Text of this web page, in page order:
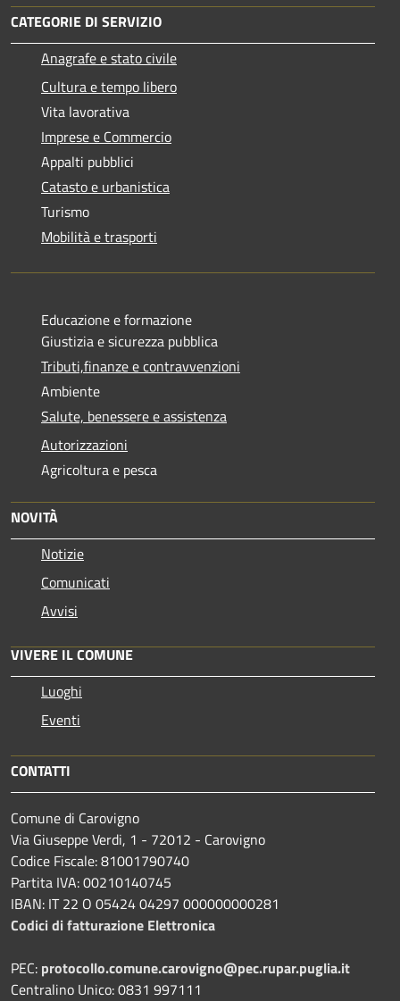
CATEGORIE DI SERVIZIO
Anagrafe e stato civile
Cultura e tempo libero
Vita lavorativa
Imprese e Commercio
Appalti pubblici
Catasto e urbanistica
Turismo
Mobilità e trasporti
Educazione e formazione
Giustizia e sicurezza pubblica
Tributi,finanze e contravvenzioni
Ambiente
Salute, benessere e assistenza
Autorizzazioni
Agricoltura e pesca
NOVITÀ
Notizie
Comunicati
Avvisi
VIVERE IL COMUNE
Luoghi
Eventi
CONTATTI
Comune di Carovigno
Via Giuseppe Verdi, 1 - 72012 - Carovigno
Codice Fiscale: 81001790740
Partita IVA: 00210140745
IBAN: IT 22 O 05424 04297 000000000281
Codici di fatturazione Elettronica
PEC: protocollo.comune.carovigno@pec.rupar.puglia.it
Centralino Unico: 0831 997111